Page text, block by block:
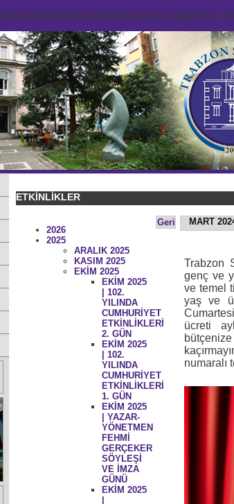
sana45org/domains/trabzonsanatevi.org/
ETKİNLİKLER
Geri MART
Trabzon
genç ve
ve temel
yaş ve
ücreti
numaralı
2026
2025
ARALIK 2025
KASIM 2025
EKİM 2025
EKİM 2025
| 102.
YILINDA
CUMHURİYET
ETKİNLİKLERİ
2. GÜN
EKİM 2025
| 102.
YILINDA
CUMHURİYET
ETKİNLİKLERİ
1. GÜN
EKİM 2025
| YAZAR-
YÖNETMEN
FEHMİ
GERÇEKER
SÖYLEŞİ
VE İMZA
GÜNÜ
EKİM 2025